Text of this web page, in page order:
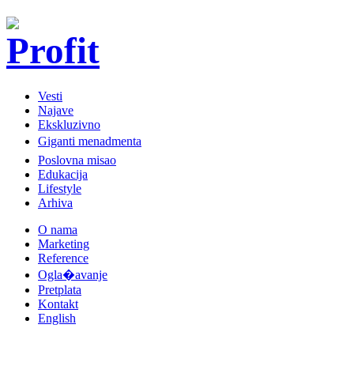
Vesti
Najave
Ekskluzivno
Giganti menadmenta
Poslovna misao
Edukacija
Lifestyle
Arhiva
O nama
Marketing
Reference
Ogla�avanje
Pretplata
Kontakt
English